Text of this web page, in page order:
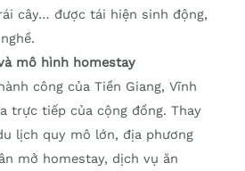
cây… được tái hiện sinh động,
mô hình homestay
công của Tiền Giang, Vĩnh
trực tiếp của cộng đồng. Thay
lịch quy mô lớn, địa phương
mở homestay, dịch vụ ăn